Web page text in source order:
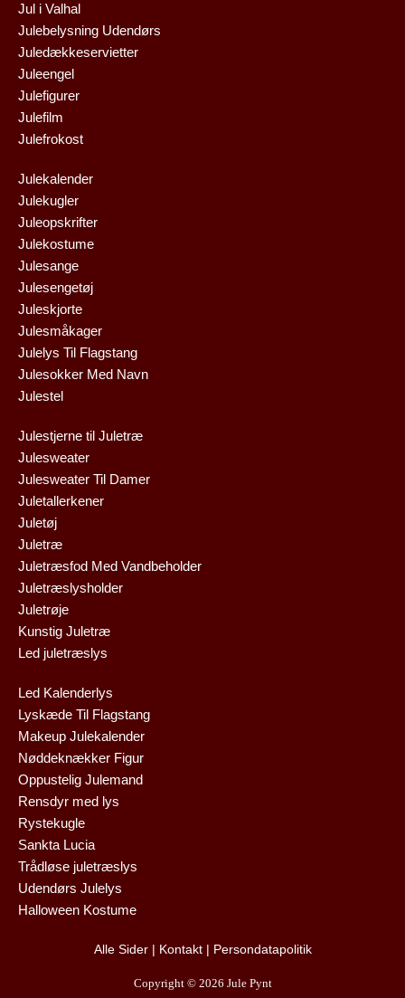
Jul i Valhal
Julebelysning Udendørs
Juledækkeservietter
Juleengel
Julefigurer
Julefilm
Julefrokost
Julekalender
Julekugler
Juleopskrifter
Julekostume
Julesange
Julesengetøj
Juleskjorte
Julesmåkager
Julelys Til Flagstang
Julesokker Med Navn
Julestel
Julestjerne til Juletræ
Julesweater
Julesweater Til Damer
Juletallerkener
Juletøj
Juletræ
Juletræsfod Med Vandbeholder
Juletræslysholder
Juletrøje
Kunstig Juletræ
Led juletræslys
Led Kalenderlys
Lyskæde Til Flagstang
Makeup Julekalender
Nøddeknækker Figur
Oppustelig Julemand
Rensdyr med lys
Rystekugle
Sankta Lucia
Trådløse juletræslys
Udendørs Julelys
Halloween Kostume
Alle Sider| Kontakt| Persondatapolitik
Copyright © 2026 Jule Pynt